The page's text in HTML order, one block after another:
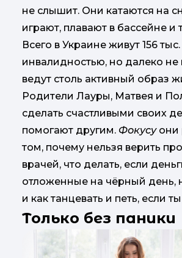
не слышит. Они катаются на
играют, плавают в бассейне и
Всего в Украине живут 156
инвалидностью, но далеко не
ведут столь активный образ
Родители Лауры, Матвея и
сделать счастливыми своих
помогают другим. Фокусуони
том, почему нельзя верить
врачей, что делать, если
отложенные на чёрный день,
и как танцевать и петь, если
Только без паники